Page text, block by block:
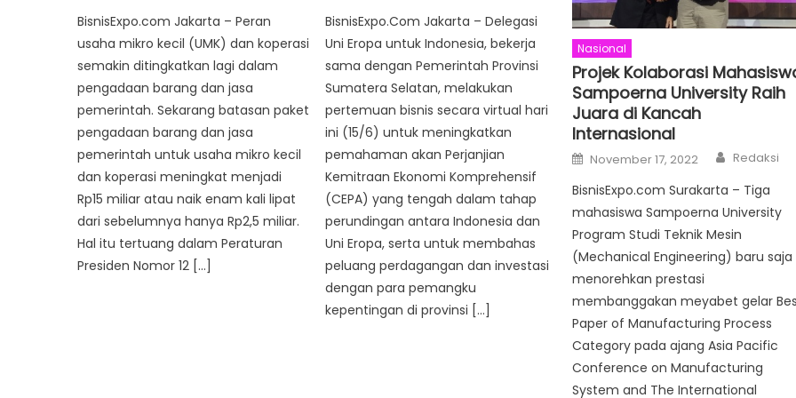
BisnisExpo.com Jakarta – Peran
usaha mikro kecil (UMK) dan koperasi
semakin ditingkatkan lagi dalam
pengadaan barang dan jasa
pemerintah. Sekarang batasan paket
pengadaan barang dan jasa
pemerintah untuk usaha mikro kecil
dan koperasi meningkat menjadi
Rp15 miliar atau naik enam kali lipat
dari sebelumnya hanya Rp2,5 miliar.
Hal itu tertuang dalam Peraturan
Presiden Nomor 12 […]
BisnisExpo.Com Jakarta – Delegasi
Uni Eropa untuk Indonesia, bekerja
sama dengan Pemerintah Provinsi
Sumatera Selatan, melakukan
pertemuan bisnis secara virtual hari
ini (15/6) untuk meningkatkan
pemahaman akan Perjanjian
Kemitraan Ekonomi Komprehensif
(CEPA) yang tengah dalam tahap
perundingan antara Indonesia dan
Uni Eropa, serta untuk membahas
peluang perdagangan dan investasi
dengan para pemangku
kepentingan di provinsi […]
Nasional
Projek Kolaborasi
Sampoerna University Raih
Juara di Kancah
Internasional
Posted
on
November 17, 2022 Author
Redaksi
BisnisExpo.com Surakarta – Tiga
mahasiswa Sampoerna University
Program Studi Teknik Mesin
(Mechanical Engineering) baru saja
menorehkan prestasi
membanggakan meyabet gelar
Paper of Manufacturing Process
Category pada ajang Asia Pacific
Conference on Manufacturing
System and The International